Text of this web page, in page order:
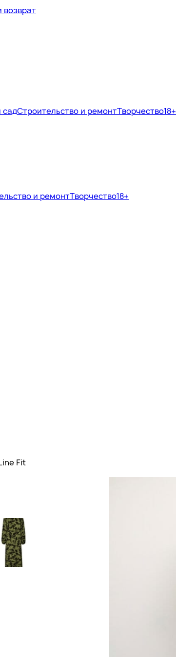
садСтроительство и ремонтТворчество18+
и ремонтТворчество18+
Fit